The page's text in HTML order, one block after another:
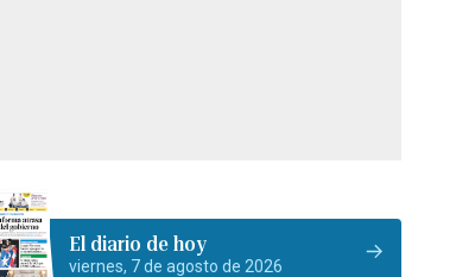
El diario de hoy
viernes, 7 de agosto de 2026